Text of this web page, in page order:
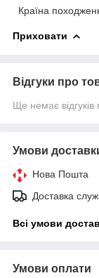
Країна
Приховати
Відгуки про
Ще немає
Умови
Нова Пошта
Доставка
Всі умови
Умови оплати